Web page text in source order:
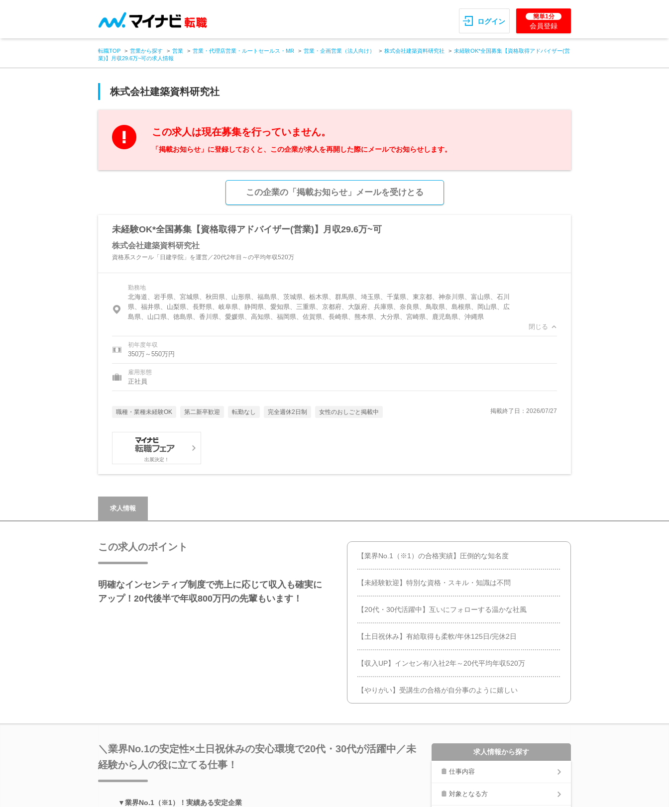
ログイン
簡単1分
会員登録
転職TOP 営業から探す 営業 営業・代理店営業・ルートセールス・MR 営業・企画営業（法人向け） 株式会社建築資料研究社
未経験OK*全国募集【資格取得アドバイザー(営
業)】月収29.6万~可の求人情報
株式会社建築資料研究社
この求人は現在募集を行っていません。
「掲載お知らせ」に登録しておくと、この企業が求人を再開した際にメールでお知らせします。
この企業の「掲載お知らせ」メールを受けとる
未経験OK*全国募集【資格取得アドバイザー(営業)】月収29.6万~可
株式会社建築資料研究社
資格系スクール「日建学院」を運営／20代2年目～の平均年収520万
勤務地
北海道、岩手県、宮城県、秋田県、山形県、福島県、茨城県、栃木県、群馬県、埼玉県、千葉県、東京都、神奈川県、富山県、石川
県、福井県、山梨県、長野県、岐阜県、静岡県、愛知県、三重県、京都府、大阪府、兵庫県、奈良県、鳥取県、島根県、岡山県、広
島県、山口県、徳島県、香川県、愛媛県、高知県、福岡県、佐賀県、長崎県、熊本県、大分県、宮崎県、鹿児島県、沖縄県
閉じる
初年度年収
350万～550万円
雇用形態
正社員
職種・業種未経験OK 第二新卒歓迎 転勤なし 完全週休2日制 女性のおしごと掲載中 掲載終了日：2026/07/27
出展決定！
求人情報
この求人のポイント
明確なインセンティブ制度で売上に応じて収入も確実に
アップ！20代後半で年収800万円の先輩もいます！
【業界No.1（※1）の合格実績】圧倒的な知名度
【未経験歓迎】特別な資格・スキル・知識は不問
【20代・30代活躍中】互いにフォローする温かな社風
【土日祝休み】有給取得も柔軟/年休125日/完休2日
【収入UP】インセン有/入社2年～20代平均年収520万
【やりがい】受講生の合格が自分事のように嬉しい
＼業界No.1の安定性×土日祝休みの安心環境で20代・30代が活躍中／未
経験から人の役に立てる仕事！
▼業界No.1（※1）！実績ある安定企業
求人情報から探す
仕事内容
対象となる方